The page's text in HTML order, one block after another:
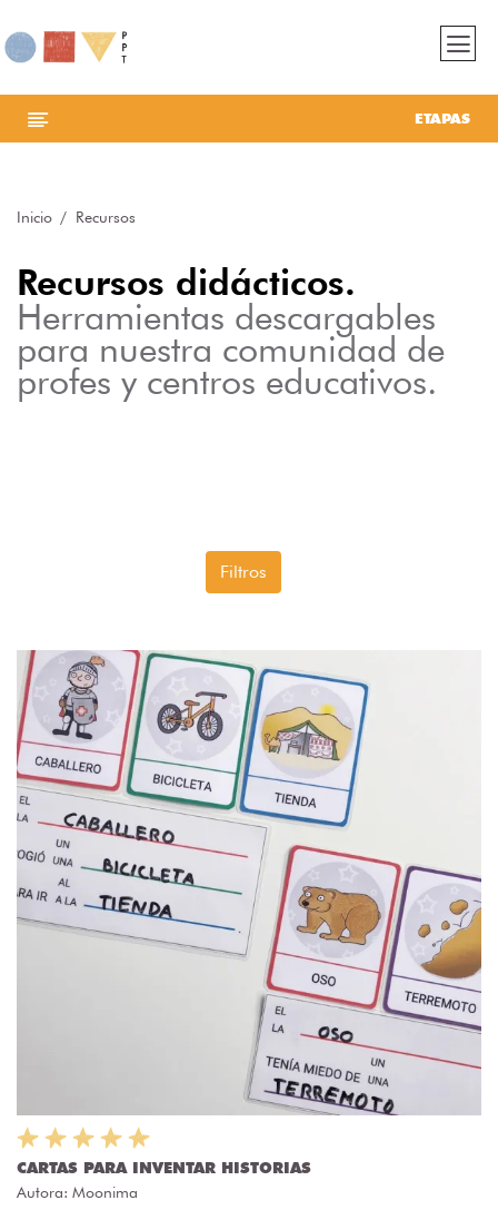
ETAPAS
Inicio Recursos
Recursos didácticos.
Herramientas descargables
para nuestra comunidad de
profes y centros educativos.
Filtros
CARTAS PARA INVENTAR HISTORIAS
Autora: Moonima